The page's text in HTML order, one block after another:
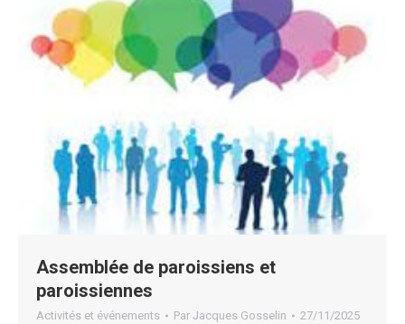
Assemblée de paroissiens et
paroissiennes
Activités et événements Par Jacques Gosselin 27/11/2025